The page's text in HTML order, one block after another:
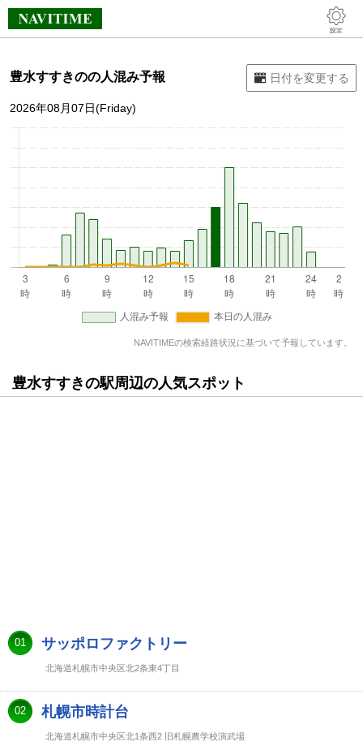
豊水すすきのの人混み予報
2026年08月07日(Friday)
NAVITIMEの検索経路状況に基づいて予報しています。
豊水すすきの駅周辺の人気スポット
01 サッポロファクトリー
北海道札幌市中央区北2条東4丁目
02 札幌市時計台
北海道札幌市中央区北1条西2 旧札幌農学校演武場